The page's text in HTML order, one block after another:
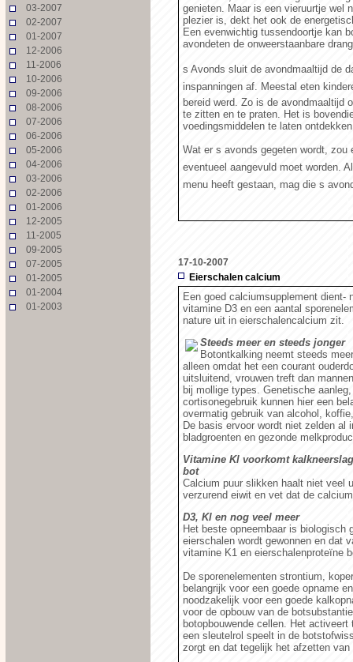
03-2007
02-2007
01-2007
12-2006
11-2006
10-2006
09-2006
08-2006
07-2006
06-2006
05-2006
04-2006
03-2006
02-2006
01-2006
12-2005
11-2005
09-2005
07-2005
01-2005
01-2004
01-2003
genieten. Maar is een vieruurtje wel
plezier is, dekt het ook de
Een evenwichtig tussendoortje kan
avondeten de onweerstaanbare
s Avonds sluit de avondmaaltijd de
inspanningen af. Meestal eten
bereid werd. Zo is de avondmaaltijd
te zitten en te praten. Het is
voedingsmiddelen te laten
Wat er s avonds gegeten wordt,
eventueel aangevuld moet worden.
menu heeft gestaan, mag die s
17-10-2007
Eierschalen calcium
Een goed calciumsupplement dient-
vitamine D3 en een aantal
nature uit in eierschalencalcium zit.
Steeds meer en steeds jonger
Botontkalking neemt steeds
alleen omdat het een courant
uitsluitend, vrouwen treft dan
bij mollige types. Genetische
cortisonegebruik kunnen hier een
overmatig gebruik van alcohol,
De basis ervoor wordt niet zelden al
bladgroenten en gezonde
Vitamine Kl voorkomt
bot
Calcium puur slikken haalt niet veel
verzurend eiwit en vet dat de
D3, Kl en nog veel meer
Het beste opneembaar is biologisch
eierschalen wordt gewonnen en dat
vitamine K1 en eierschalenproteïne
De sporenelementen strontium,
belangrijk voor een goede opname
noodzakelijk voor een goede
voor de opbouw van de
botopbouwende cellen. Het
een sleutelrol speelt in de
zorgt en dat tegelijk het afzetten